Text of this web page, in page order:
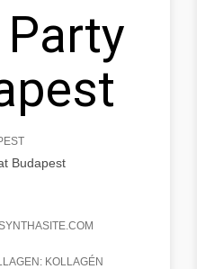
Budapest
KOLLAGÉN